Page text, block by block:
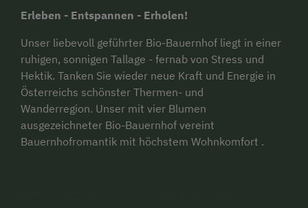
Erleben - Entspannen - Erholen!
Unser liebevoll geführter Bio-Bauernhof liegt in einer
ruhigen, sonnigen Tallage - fernab von Stress und
Hektik. Tanken Sie wieder neue Kraft und Energie in
Österreichs schönster Thermen- und
Wanderregion. Unser mit vier Blumen
ausgezeichneter Bio-Bauernhof vereint
Bauernhofromantik mit höchstem Wohnkomfort .